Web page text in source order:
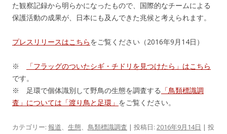
た観察記録から明らかになったもので、国際的なチームによる
保護活動の成果が、日本にも及んできた兆候と考えられます。
プレスリリースはこちらをご覧ください（2016年9月14日）
※
「フラッグのついたシギ・チドリを見つけたら」はこちら
です。
※ 足環で個体識別して野鳥の生態を調査する 「鳥類標識調
査」については「渡り鳥と足環」 をご覧ください。
カテゴリー: 報道、 生態、 鳥類標識調査 | 投稿日: 2016年9月14日 | 投